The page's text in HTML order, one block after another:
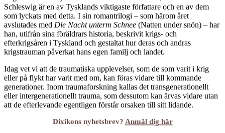
Schleswig är en av Tysklands viktigaste författare och en av dem
som lyckats med detta. I sin romantrilogi – som härom året
avslutades med Die Nacht unterm Schnee (Natten under snön) – har
han, utifrån sina föräldrars historia, beskrivit krigs- och
efterkrigsåren i Tyskland och gestaltat hur deras och andras
krigstrauman påverkat hans egen familj och landet.
Idag vet vi att de traumatiska upplevelser, som de som varit i krig
eller på flykt har varit med om, kan föras vidare till kommande
generationer. Inom traumaforskning kallas det transgenerationellt
eller intergenerationellt trauma, som dessutom kan ärvas vidare utan
att de efterlevande egentligen förstår orsaken till sitt lidande.
Dixikons nyhetsbrev? Anmäl dig här